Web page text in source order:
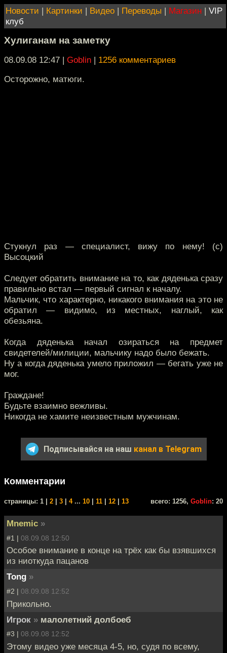
Новости | Картинки | Видео | Переводы | Магазин | VIP
клуб
Хулиганам на заметку
08.09.08 12:47 | Goblin | 1256 комментариев
Осторожно, матюги.
Стукнул раз — специалист, вижу по нему! (с)
Высоцкий
Следует обратить внимание на то, как дяденька сразу
правильно встал — первый сигнал к началу.
Мальчик, что характерно, никакого внимания на это не
обратил — видимо, из местных, наглый, как
обезьяна.
Когда дяденька начал озираться на предмет
свидетелей/милиции, мальчику надо было бежать.
Ну а когда дяденька умело приложил — бегать уже не
мог.
Граждане!
Будьте взаимно вежливы.
Никогда не хамите неизвестным мужчинам.
Подписывайся на наш канал в Telegram
Комментарии
cтраницы: 1 | 2 3 4... 10 11 12 13 всего: 1256, Goblin: 20
Mnemic »
#1 | 08.09.08 12:50
Особое внимание в конце на трёх как бы взявшихся
из ниоткуда пацанов
Tong »
#2 | 08.09.08 12:52
Прикольно.
Игрок » малолетний долбоеб
#3 | 08.09.08 12:52
Этому видео уже месяца 4-5, но, судя по всему,